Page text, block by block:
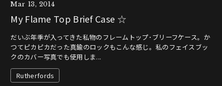
Mar 13, 2014
My Flame Top Brief Case ☆
だいぶ年季が入ってきた私物のフレームトップ･ブリーフケース。か
つてピカピカだった真鍮のロックもこんな感じ。私のフェイスブッ
クのカバー写真でも使用しま...
Rutherfords